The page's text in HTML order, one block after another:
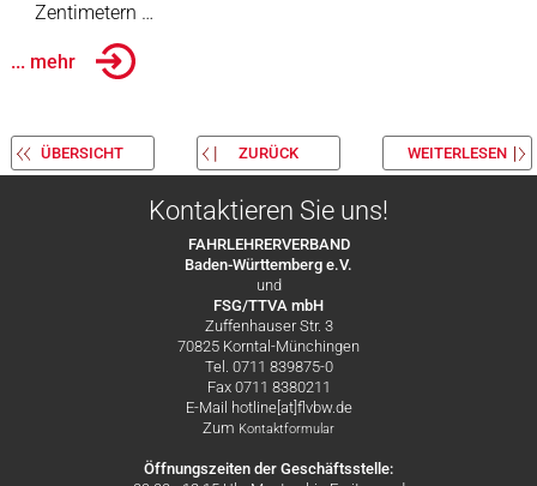
Zentimetern …
... mehr
ÜBERSICHT ZURÜCK WEITERLESEN
Kontaktieren Sie uns!
FAHRLEHRERVERBAND
Baden-Württemberg e.V.
und
FSG/TTVA mbH
Zuffenhauser Str. 3
70825 Korntal-Münchingen
Tel. 0711 839875-0
Fax 0711 8380211
E-Mail hotline[at]flvbw.de
Zum Kontaktformular
Öffnungszeiten der Geschäftsstelle: